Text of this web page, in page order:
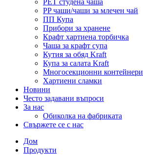
PET студена чаша
PP чаши/чаши за млечен чай
ПП Купа
Прибори за хранене
Крафт хартиена торбичка
Чаша за крафт супа
Кутия за обяд Kraft
Купа за салата Kraft
Многосекционни контейнери
Хартиени сламки
Новини
Често задавани въпроси
За нас
Обиколка на фабриката
Свържете се с нас
Дом
Продукти